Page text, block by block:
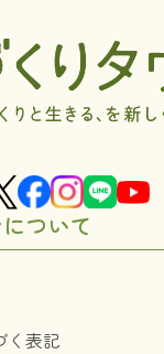
ついて
く表記